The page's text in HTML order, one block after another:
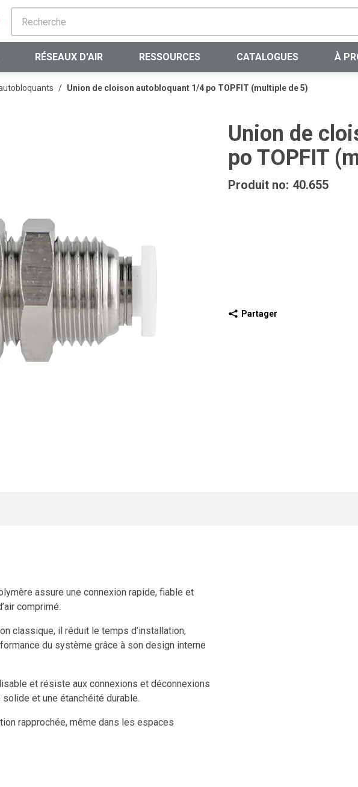
RÉSEAUX D'AIR RESSOURCES CATALOGUES À
/ Union de cloison autobloquant 1/4 po TOPFIT (multiple de 5)
Union de
po TOPFIT
Produit no: 40.655
Partager
assure une connexion rapide, fiable et
comprimé.
classique, il réduit le temps d’installation,
du système grâce à son design interne
et résiste aux connexions et déconnexions
et une étanchéité durable.
rapprochée, même dans les espaces